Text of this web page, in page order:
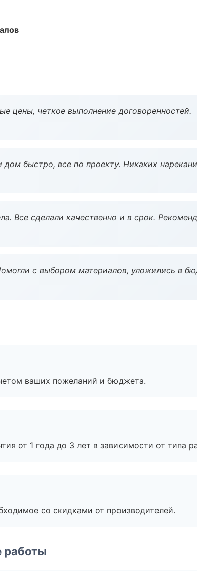
цены, четкое выполнение договоренностей.
быстро, все по проекту. Никаких
Все сделали качественно и в срок.
с выбором материалов, уложились в
ваших пожеланий и бюджета.
от 1 года до 3 лет в зависимости от типа
со скидками от производителей.
работы